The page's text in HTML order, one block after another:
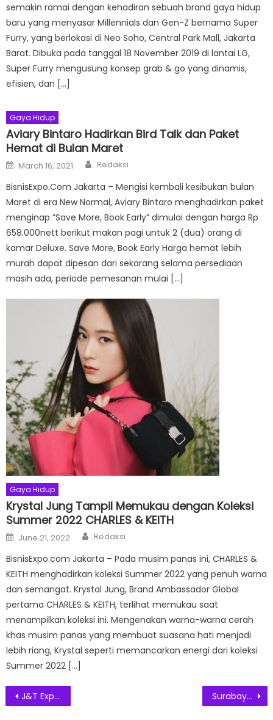
semakin ramai dengan kehadiran sebuah brand gaya hidup
baru yang menyasar Millennials dan Gen-Z bernama Super
Furry, yang berlokasi di Neo Soho, Central Park Mall, Jakarta
Barat. Dibuka pada tanggal 18 November 2019 di lantai LG,
Super Furry mengusung konsep grab & go yang dinamis,
efisien, dan […]
Gaya Hidup
Aviary Bintaro Hadirkan Bird Talk dan Paket
Hemat di Bulan Maret
Posted
on
March 16, 2021 Author
Redaksi
BisnisExpo.Com Jakarta – Mengisi kembali kesibukan bulan
Maret di era New Normal, Aviary Bintaro menghadirkan paket
menginap ”Save More, Book Early” dimulai dengan harga Rp
658.000nett berikut makan pagi untuk 2 (dua) orang di
kamar Deluxe. Save More, Book Early Harga hemat lebih
murah dapat dipesan dari sekarang selama persediaan
masih ada, periode pemesanan mulai […]
Gaya Hidup
Krystal Jung Tampil Memukau dengan Koleksi
Summer 2022 CHARLES & KEITH
Posted
on
June 21, 2022 Author
Redaksi
BisnisExpo.com Jakarta – Pada musim panas ini, CHARLES &
KEITH menghadirkan koleksi Summer 2022 yang penuh warna
dan semangat. Krystal Jung, Brand Ambassador Global
pertama CHARLES & KEITH, terlihat memukau saat
menampilkan koleksi ini. Mengenakan warna-warna cerah
khas musim panas yang membuat suasana hati menjadi
lebih riang, Krystal seperti memancarkan energi dari koleksi
Summer 2022 […]
Post
J&T Express Tegaskan Komitmen ESG 2025, Hadirkan Smart Logistic dan Dampak Sosial Berkelanjutan Surabaya Jadi Kota Pembuka Rangkaian Nasional Indonesia Coffee Expo (ICX) 2026